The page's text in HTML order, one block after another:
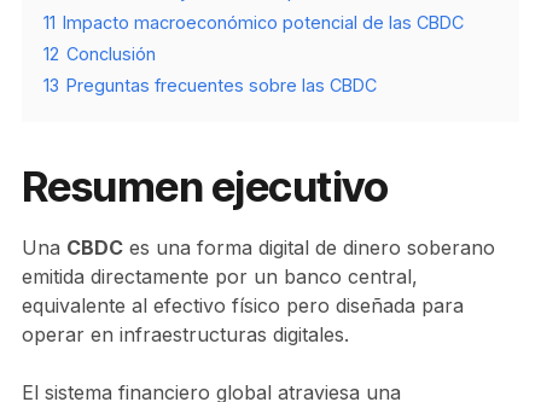
11 Impacto macroeconómico potencial de las CBDC
12 Conclusión
13 Preguntas frecuentes sobre las CBDC
Resumen ejecutivo
Una CBDCes una forma digital de dinero soberano
emitida directamente por un banco central,
equivalente al efectivo físico pero diseñada para
operar en infraestructuras digitales.
El sistema financiero global atraviesa una